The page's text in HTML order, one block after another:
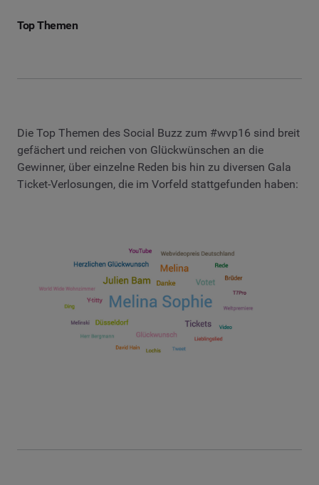
Top Themen
Die Top Themen des Social Buzz zum #wvp16 sind breit
gefächert und reichen von Glückwünschen an die
Gewinner, über einzelne Reden bis hin zu diversen Gala
Ticket-Verlosungen, die im Vorfeld stattgefunden haben: